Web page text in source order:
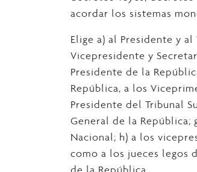
acordar los sistemas
Elige a) al Presidente y
Vicepresidente y
Presidente de la
República, a los
Presidente del Tribunal
General de la República;
Nacional; h) a los
como a los jueces legos